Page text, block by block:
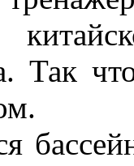
Так